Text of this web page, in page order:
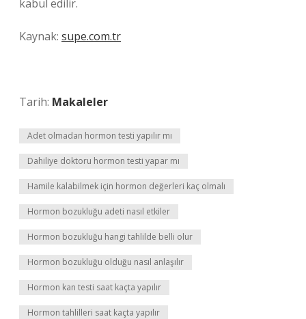
kabul edilir.
Kaynak: supe.com.tr
Tarih: Makaleler
Adet olmadan hormon testi yapılır mı
Dahiliye doktoru hormon testi yapar mı
Hamile kalabilmek için hormon değerleri kaç olmalı
Hormon bozukluğu adeti nasıl etkiler
Hormon bozukluğu hangi tahlilde belli olur
Hormon bozukluğu olduğu nasıl anlaşılır
Hormon kan testi saat kaçta yapılır
Hormon tahlilleri saat kaçta yapılır